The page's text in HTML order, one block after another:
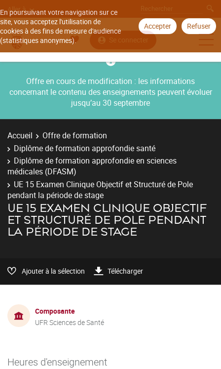
En poursuivant votre navigation sur ce
site, vous acceptez l'utilisation de
cookies à des fins de mesure d'audience
(statistiques anonymes).
Accepter Refuser
Aller à
Se connecter
Offre en cours de modification : les informations
concernant le contenu des enseignements peuvent évoluer
jusqu’au 30 septembre
Accueil
Offre de formation
Diplôme de formation approfondie santé
Diplôme de formation approfondie en sciences
médicales (DFASM)
UE 15 Examen Clinique Objectif et Structuré de Pole
pendant la période de stage
UE 15 EXAMEN CLINIQUE OBJECTIF
ET STRUCTURÉ DE POLE PENDANT
LA PÉRIODE DE STAGE
Ajouter à la sélection Télécharger
Composante
UFR Sciences de Santé
Heures d'enseignement